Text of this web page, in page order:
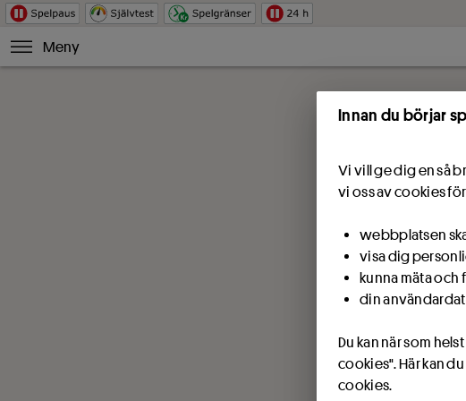
Meny
Innan du börjar
Vi vill ge dig en så
vi oss av cookies
webbplatsen
visa dig
kunna mäta
din
Du kan när som
cookies". Här kan
cookies.